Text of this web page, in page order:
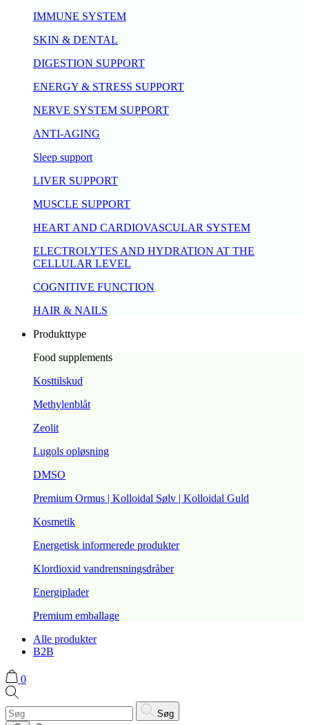
IMMUNE SYSTEM
SKIN & DENTAL
DIGESTION SUPPORT
ENERGY & STRESS SUPPORT
NERVE SYSTEM SUPPORT
ANTI-AGING
Sleep support
LIVER SUPPORT
MUSCLE SUPPORT
HEART AND CARDIOVASCULAR SYSTEM
ELECTROLYTES AND HYDRATION AT THE
CELLULAR LEVEL
COGNITIVE FUNCTION
HAIR & NAILS
Produkttype
Food supplements
Kosttilskud
Methylenblåt
Zeolit
Lugols opløsning
DMSO
Premium Ormus | Kolloidal Sølv | Kolloidal Guld
Kosmetik
Energetisk informerede produkter
Klordioxid vandrensningsdråber
Energiplader
Premium emballage
Alle produkter
B2B
0
Søg